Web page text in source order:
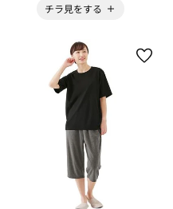
チラ見をする